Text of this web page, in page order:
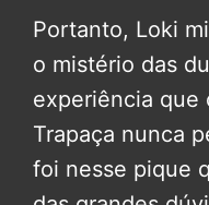
Portanto, Loki
o mistério das
experiência que
Trapaça nunca
foi nesse pique